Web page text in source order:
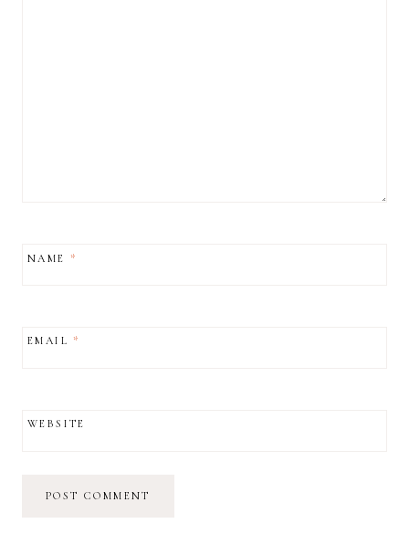
NAME *
EMAIL*
WEBSITE